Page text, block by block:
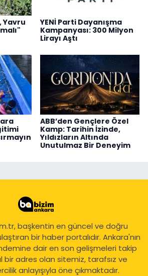
Yavru
YENİ Parti Dayanışma
Kampanyası: 300 Milyon
Lirayı Aştı
ABB’den Gençlere Özel
Kamp: Tarihin İzinde,
Yıldızların Altında
Unutulmaz Bir Deneyim
başkentin en güncel ve doğru
bir haber portalıdır. Ankara'nın
dair en son gelişmeleri takip
bir adres olan sitemiz, tarafsız ve
anlayışıyla öne çıkmaktadır.